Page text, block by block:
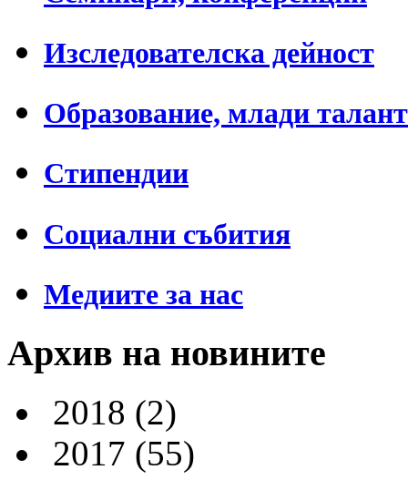
Изследователска дейност
Образование, млади
Стипендии
Социални събития
Медиите за нас
Архив на новините
2018 (2)
2017 (55)